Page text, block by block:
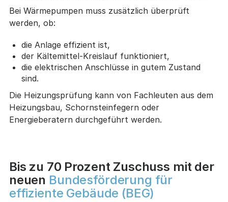
Bei Wärmepumpen muss zusätzlich überprüft
werden, ob:
die Anlage effizient ist,
der Kältemittel-Kreislauf funktioniert,
die elektrischen Anschlüsse in gutem Zustand
sind.
Die Heizungsprüfung kann von Fachleuten aus dem
Heizungsbau, Schornsteinfegern oder
Energieberatern durchgeführt werden.
Bis zu 70 Prozent Zuschuss mit der
neuen Bundesförderung für
effiziente Gebäude (BEG)